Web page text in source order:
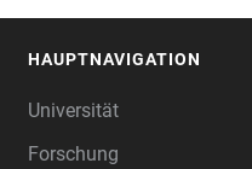
HAUPTNAVIGATION
Universität
Forschung